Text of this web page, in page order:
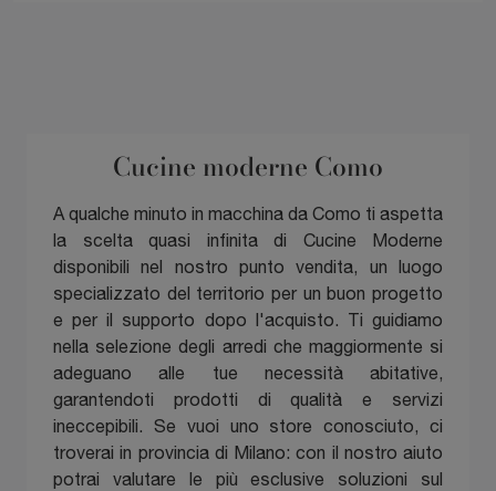
Cucine moderne Como
A qualche minuto in macchina da Como ti aspetta
la scelta quasi infinita di Cucine Moderne
disponibili nel nostro punto vendita, un luogo
specializzato del territorio per un buon progetto
e per il supporto dopo l'acquisto. Ti guidiamo
nella selezione degli arredi che maggiormente si
adeguano alle tue necessità abitative,
garantendoti prodotti di qualità e servizi
ineccepibili. Se vuoi uno store conosciuto, ci
troverai in provincia di Milano: con il nostro aiuto
potrai valutare le più esclusive soluzioni sul